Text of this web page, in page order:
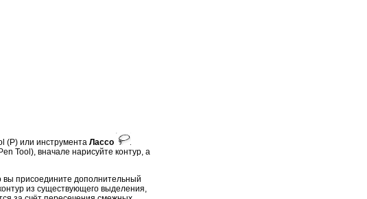
(P) или инструмента Лассо
Tool), вначале нарисуйте контур, а
вы присоедините дополнительный
из существующего выделения,